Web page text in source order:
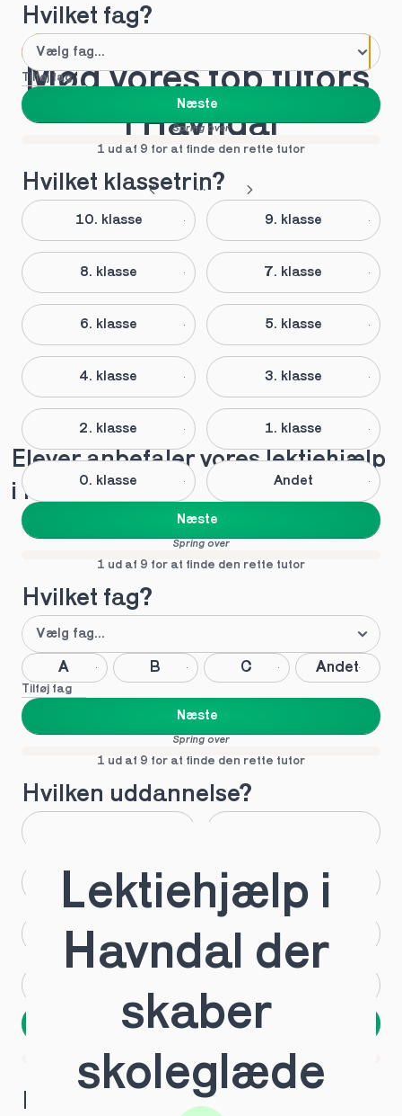
Hvilket fag?
Tilføj fag
Næste
Spring over
1 ud af 9 for at finde den rette tutor
Hvilket klassetrin?
10. klasse 9. klasse
8. klasse 7. klasse
6. klasse 5. klasse
4. klasse 3. klasse
2. klasse 1. klasse
0. klasse Andet
Næste
Spring over
1 ud af 9 for at finde den rette tutor
Hvilket fag?
A B C Andet
Tilføj fag
Næste
Spring over
1 ud af 9 for at finde den rette tutor
Hvilken uddannelse?
HTX HF
EUX
Næste
1 ud af 9 for at finde den rette tutor
Hvilken årgang?
Mød vores top tutors
i Havndal
Elever anbefaler vores lektiehjælp
i Havndal
Lektiehjælp i
Havndal der
skaber
skoleglæde